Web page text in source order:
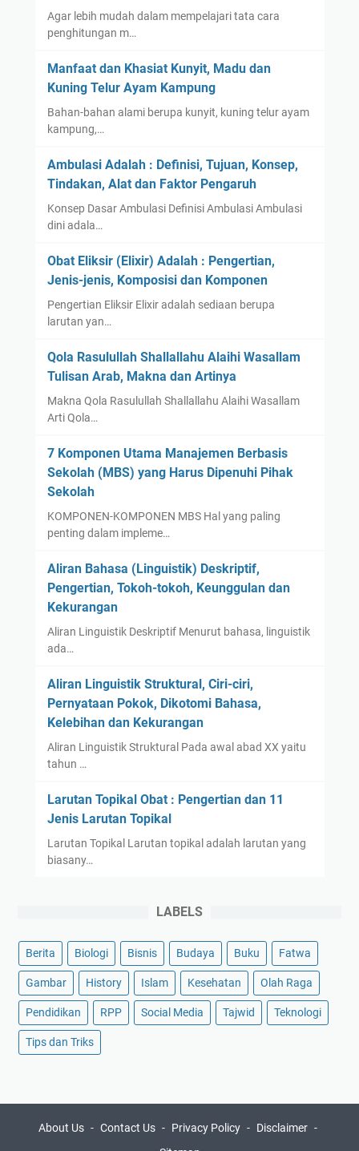
Agar lebih mudah dalam mempelajari tata cara
penghitungan m…
Manfaat dan Khasiat Kunyit, Madu dan
Kuning Telur Ayam Kampung
Bahan-bahan alami berupa kunyit, kuning telur ayam
kampung,…
Ambulasi Adalah : Definisi, Tujuan, Konsep,
Tindakan, Alat dan Faktor Pengaruh
Konsep Dasar Ambulasi Definisi Ambulasi Ambulasi
dini adala…
Obat Eliksir (Elixir) Adalah : Pengertian,
Jenis-jenis, Komposisi dan Komponen
Pengertian Eliksir Elixir adalah sediaan berupa
larutan yan…
Qola Rasulullah Shallallahu Alaihi Wasallam
Tulisan Arab, Makna dan Artinya
Makna Qola Rasulullah Shallallahu Alaihi Wasallam
Arti Qola…
7 Komponen Utama Manajemen Berbasis
Sekolah (MBS) yang Harus Dipenuhi Pihak
Sekolah
KOMPONEN-KOMPONEN MBS Hal yang paling
penting dalam impleme…
Aliran Bahasa (Linguistik) Deskriptif,
Pengertian, Tokoh-tokoh, Keunggulan dan
Kekurangan
Aliran Linguistik Deskriptif Menurut bahasa, linguistik
ada…
Aliran Linguistik Struktural, Ciri-ciri,
Pernyataan Pokok, Dikotomi Bahasa,
Kelebihan dan Kekurangan
Aliran Linguistik Struktural Pada awal abad XX yaitu
tahun …
Larutan Topikal Obat : Pengertian dan 11
Jenis Larutan Topikal
Larutan Topikal Larutan topikal adalah larutan yang
biasany…
LABELS
Berita Biologi Bisnis Budaya Buku Fatwa
Gambar History Islam Kesehatan Olah Raga
Pendidikan RPP Social Media Tajwid Teknologi
Tips dan Triks
About Us Contact Us Privacy Policy
Disclaimer